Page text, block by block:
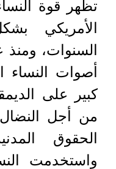
تظهر قوة
الأمريكي
أصوات النساء
كبير على
من أجل
الحقوق
واستخدمت